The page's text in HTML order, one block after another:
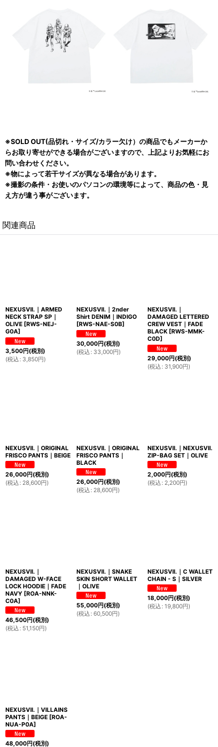
※SOLD OUT(品切れ・サイズ/カラー欠け）の商品でもメーカーか
らお取り寄せができる場合がございますので、上記よりお気軽にお
問い合わせください。
※物によって若干サイズが異なる場合があります。
※撮影の条件・お使いのパソコンの環境等によって、商品の色・見
え方が違う事がございます。
関連商品
NEXUSVII.｜ARMED
NECK STRAP SP｜
OLIVE [RWS-NEJ-
G0A]
3,500円(税別)
(税込 : 3,850円)
NEXUSVII.｜2nder
Shirt DENIM｜INDIGO
[RWS-NAE-S0B]
30,000円(税別)
(税込 : 33,000円)
NEXUSVII.｜
DAMAGED LETTERED
CREW VEST｜FADE
BLACK [RWS-MMK-
C0D]
29,000円(税別)
(税込 : 31,900円)
NEXUSVII.｜ORIGINAL
FRISCO PANTS｜BEIGE
26,000円(税別)
(税込 : 28,600円)
NEXUSVII.｜ORIGINAL
FRISCO PANTS｜
BLACK
26,000円(税別)
(税込 : 28,600円)
NEXUSVII.｜NEXUSVII.
ZIP-BAG SET｜OLIVE
2,000円(税別)
(税込 : 2,200円)
NEXUSVII.｜
DAMAGED W-FACE
LOCK HOODIE｜FADE
NAVY [ROA-NNK-
C0A]
46,500円(税別)
(税込 : 51,150円)
NEXUSVII.｜SNAKE
SKIN SHORT WALLET
｜OLIVE
55,000円(税別)
(税込 : 60,500円)
NEXUSVII.｜C WALLET
CHAIN - S｜SILVER
18,000円(税別)
(税込 : 19,800円)
NEXUSVII.｜VILLAINS
PANTS｜BEIGE [ROA-
NUA-P0A]
48,000円(税別)